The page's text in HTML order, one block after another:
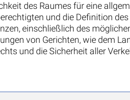
des Raumes für eine
und die Definition
einschließlich des
von Gerichten, wie dem
und die Sicherheit aller